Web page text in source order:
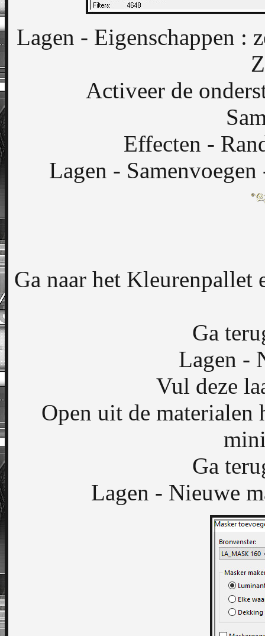
Lagen - Eigenschappen :
Activeer de
Effecten -
Lagen -
Ga naar het Kleurenpallet
Ga
Lagen -
Vul deze
Open uit de
Ga
Lagen - Nieuwe